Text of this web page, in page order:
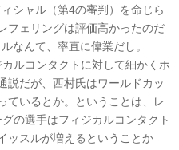
シャル（第4の審判）を命じら
フェリングは評価高かったのだ
なんて、率直に偉業だし。
ルコンタクトに対して細かくホ
説だが、西村氏はワールドカッ
ているとか。ということは、レ
の選手はフィジカルコンタクト
ッスルが増えるということか